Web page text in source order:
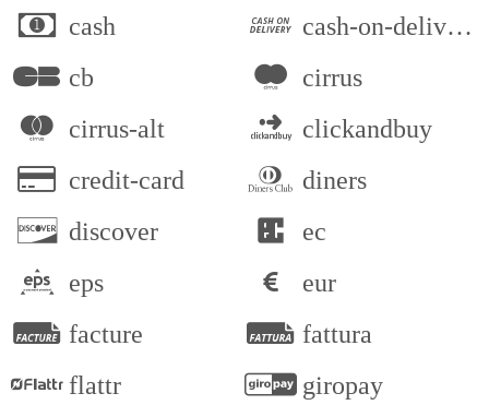
cash
cash-on-delivery
cb
cirrus
cirrus-alt
clickandbuy
credit-card
diners
discover
ec
eps
eur
facture
fattura
flattr
giropay